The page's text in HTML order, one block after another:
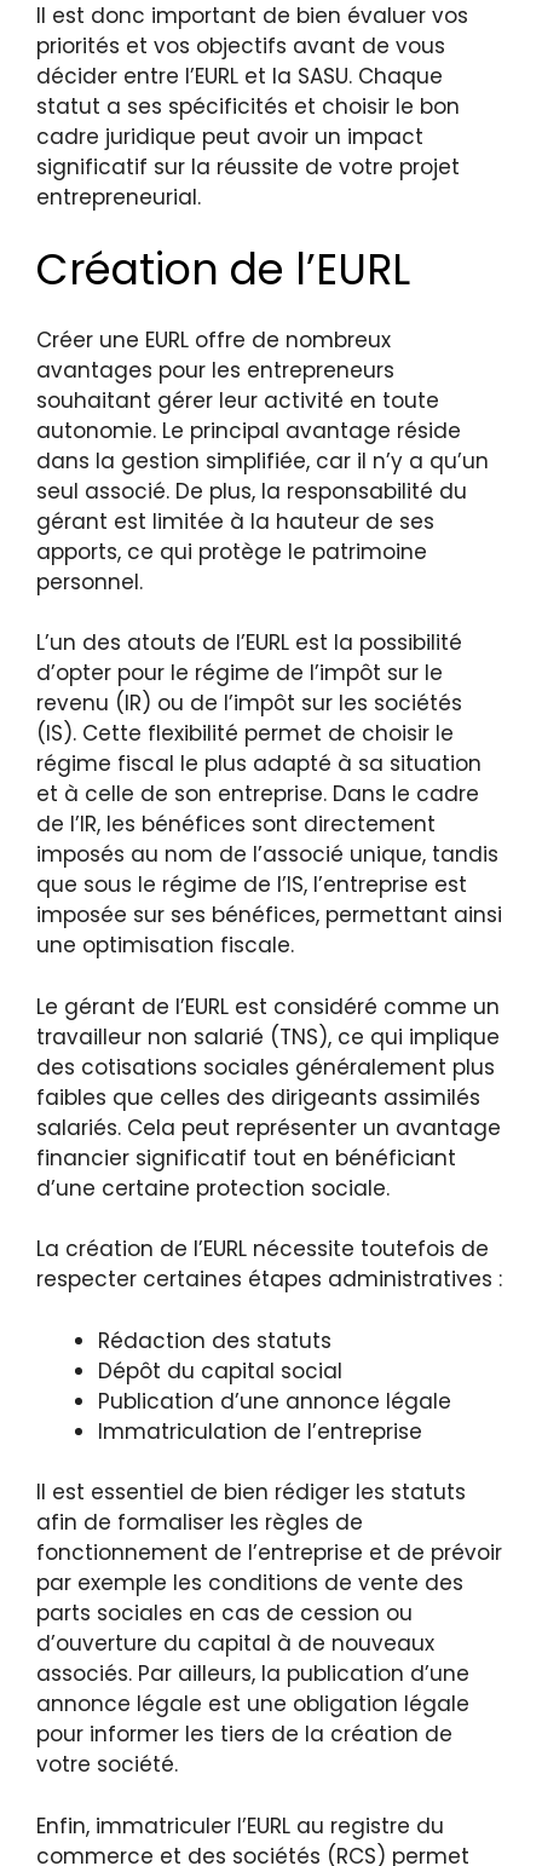
Il est donc important de bien évaluer vos
priorités et vos objectifs avant de vous
décider entre l’EURL et la SASU. Chaque
statut a ses spécificités et choisir le bon
cadre juridique peut avoir un impact
significatif sur la réussite de votre projet
entrepreneurial.
Création de l’EURL
Créer une EURL offre de nombreux
avantages pour les entrepreneurs
souhaitant gérer leur activité en toute
autonomie. Le principal avantage réside
dans la gestion simplifiée, car il n’y a qu’un
seul associé. De plus, la responsabilité du
gérant est limitée à la hauteur de ses
apports, ce qui protège le patrimoine
personnel.
L’un des atouts de l’EURL est la possibilité
d’opter pour le régime de l’impôt sur le
revenu (IR) ou de l’impôt sur les sociétés
(IS). Cette flexibilité permet de choisir le
régime fiscal le plus adapté à sa situation
et à celle de son entreprise. Dans le cadre
de l’IR, les bénéfices sont directement
imposés au nom de l’associé unique, tandis
que sous le régime de l’IS, l’entreprise est
imposée sur ses bénéfices, permettant ainsi
une optimisation fiscale.
Le gérant de l’EURL est considéré comme un
travailleur non salarié (TNS), ce qui implique
des cotisations sociales généralement plus
faibles que celles des dirigeants assimilés
salariés. Cela peut représenter un avantage
financier significatif tout en bénéficiant
d’une certaine protection sociale.
La création de l’EURL nécessite toutefois de
respecter certaines étapes administratives :
Rédaction des statuts
Dépôt du capital social
Publication d’une annonce légale
Immatriculation de l’entreprise
Il est essentiel de bien rédiger les statuts
afin de formaliser les règles de
fonctionnement de l’entreprise et de prévoir
par exemple les conditions de vente des
parts sociales en cas de cession ou
d’ouverture du capital à de nouveaux
associés. Par ailleurs, la publication d’une
annonce légale est une obligation légale
pour informer les tiers de la création de
votre société.
Enfin, immatriculer l’EURL au registre du
commerce et des sociétés (RCS) permet